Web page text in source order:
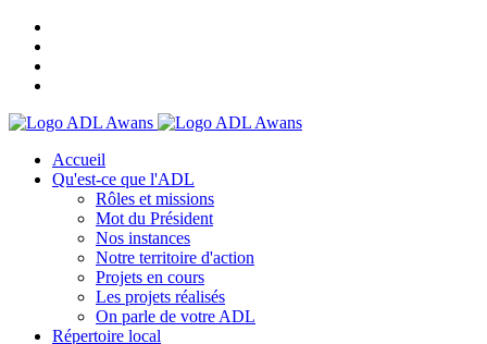
Accueil
Qu'est-ce que l'ADL
Rôles et missions
Mot du Président
Nos instances
Notre territoire d'action
Projets en cours
Les projets réalisés
On parle de votre ADL
Répertoire local